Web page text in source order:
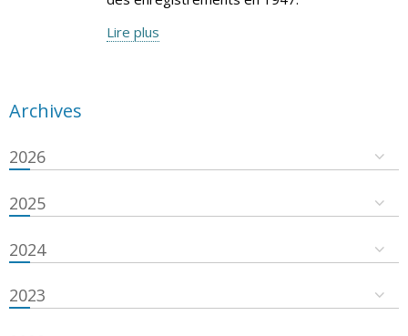
Lire plus
Archives
2026
2025
2024
2023